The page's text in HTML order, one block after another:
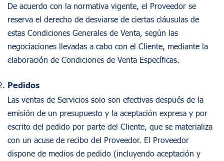
De acuerdo con la normativa vigente, el Proveedor se
reserva el derecho de desviarse de ciertas cláusulas de
estas Condiciones Generales de Venta, según las
negociaciones llevadas a cabo con el Cliente, mediante la
elaboración de Condiciones de Venta Específicas.
Pedidos
Las ventas de Servicios solo son efectivas después de la
emisión de un presupuesto y la aceptación expresa y por
escrito del pedido por parte del Cliente, que se materializa
con un acuse de recibo del Proveedor. El Proveedor
dispone de medios de pedido (incluyendo aceptación y